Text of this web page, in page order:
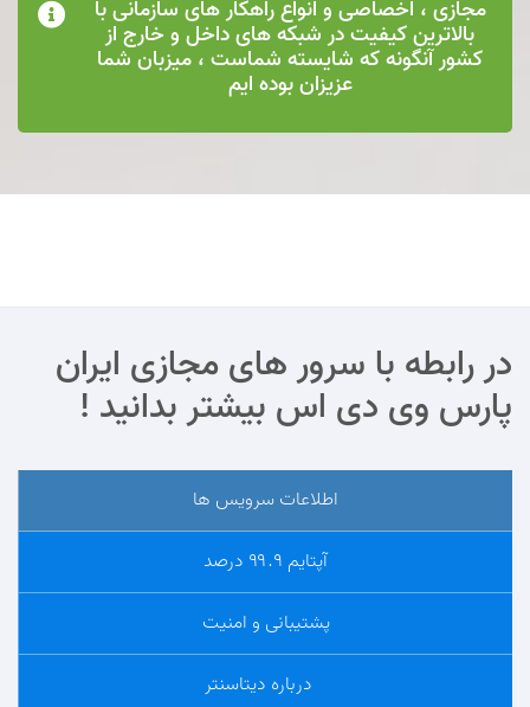
مجازی ، اخصاصی و انواع راهکار های سازمانی با
بالاترین کیفیت در شبکه های داخل و خارج از
کشور آنگونه که شایسته شماست ، میزبان شما
عزیزان بوده ایم
در رابطه با سرور های مجازی ایران
پارس وی دی اس بیشتر بدانید !
اطلاعات سرویس ها
آپتایم ۹۹.۹ درصد
پشتیبانی و امنیت
درباره دیتاسنتر